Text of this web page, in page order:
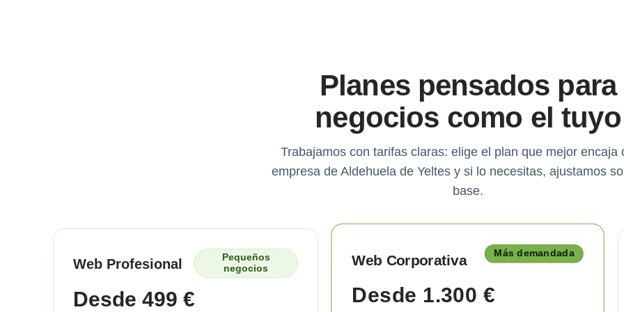
Planes pensados para
negocios como el tuyo
Trabajamos con tarifas claras: elige el plan que mejor encaja
empresa de Aldehuela de Yeltes y si lo necesitas, ajustamos
base.
Web Profesional
Pequeños
negocios
Desde 499 €
Web Corporativa Más demandada
Desde 1.300 €